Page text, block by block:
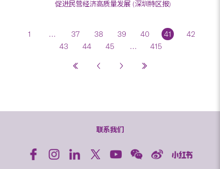
促进民营经济高质量发展 (深圳特区报)
1 … 37 38 39 40 41
42
43
44 45 … 415
联系我们